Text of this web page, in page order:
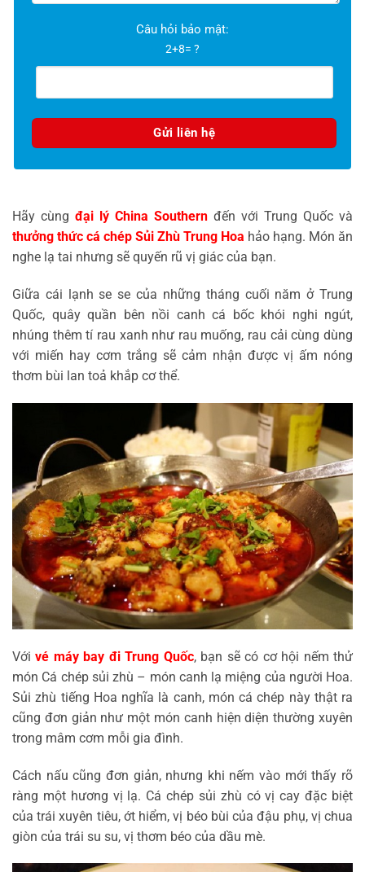
Câu hỏi bảo mật:
2+8= ?
Hãy cùng đại lý China Southern đến với Trung Quốc và
thưởng thức cá chép Sủi Zhù Trung Hoa hảo hạng. Món ăn
nghe lạ tai nhưng sẽ quyến rũ vị giác của bạn.
Giữa cái lạnh se se của những tháng cuối năm ở Trung
Quốc, quây quần bên nồi canh cá bốc khói nghi ngút,
nhúng thêm tí rau xanh như rau muống, rau cải cùng dùng
với miến hay cơm trắng sẽ cảm nhận được vị ấm nóng
thơm bùi lan toả khắp cơ thể.
Vớivé máy bay đi Trung Quốc, bạn sẽ có cơ hội nếm thử
món Cá chép sủi zhù – món canh lạ miệng của người Hoa.
Sủi zhù tiếng Hoa nghĩa là canh, món cá chép này thật ra
cũng đơn giản như một món canh hiện diện thường xuyên
trong mâm cơm mỗi gia đình.
Cách nấu cũng đơn giản, nhưng khi nếm vào mới thấy rõ
ràng một hương vị lạ. Cá chép sủi zhù có vị cay đặc biệt
của trái xuyên tiêu, ớt hiểm, vị béo bùi của đậu phụ, vị chua
giòn của trái su su, vị thơm béo của dầu mè.